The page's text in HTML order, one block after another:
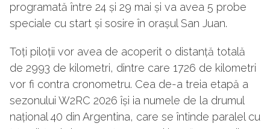
programată între 24 și 29 mai și va avea 5 probe
speciale cu start și sosire în orașul San Juan.
Toți piloții vor avea de acoperit o distanță totală
de 2993 de kilometri, dintre care 1726 de kilometri
vor fi contra cronometru. Cea de-a treia etapă a
sezonului W2RC 2026 își ia numele de la drumul
național 40 din Argentina, care se întinde paralel cu